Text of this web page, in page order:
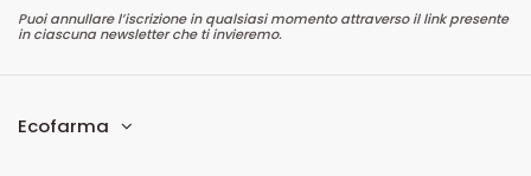
Puoi annullare l’iscrizione in qualsiasi momento attraverso il link presente
in ciascuna newsletter che ti invieremo.
Ecofarma